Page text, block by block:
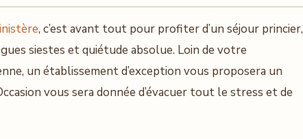
, c’est avant tout pour profiter d’un séjour princier,
siestes et quiétude absolue. Loin de votre
un établissement d’exception vous proposera un
vous sera donnée d’évacuer tout le stress et de